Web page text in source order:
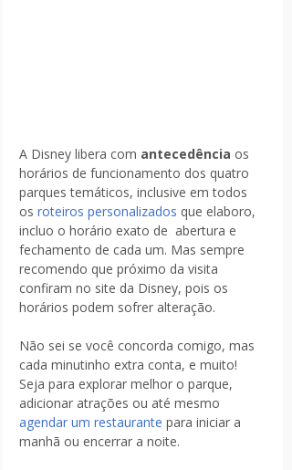
A Disney libera com antecedência os
horários de funcionamento dos quatro
parques temáticos, inclusive em todos
os roteiros personalizados que elaboro,
incluo o horário exato de  abertura e
fechamento de cada um. Mas sempre
recomendo que próximo da visita
confiram no site da Disney, pois os
horários podem sofrer alteração.
Não sei se você concorda comigo, mas
cada minutinho extra conta, e muito!
Seja para explorar melhor o parque,
adicionar atrações ou até mesmo
agendar um restaurante para iniciar a
manhã ou encerrar a noite.